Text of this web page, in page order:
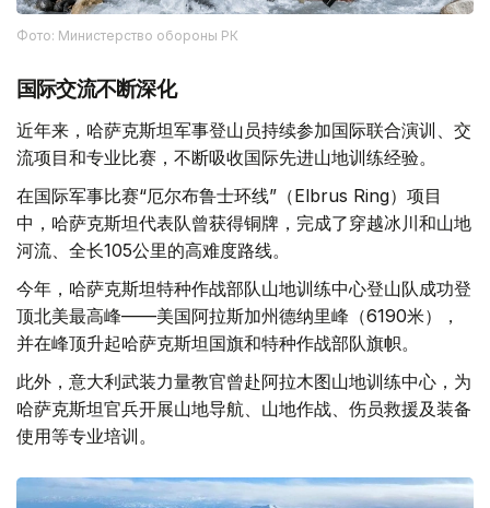
Фото: Министерство обороны РК
国际交流不断深化
近年来，哈萨克斯坦军事登山员持续参加国际联合演训、交
流项目和专业比赛，不断吸收国际先进山地训练经验。
在国际军事比赛“厄尔布鲁士环线”（Elbrus Ring）项目
中，哈萨克斯坦代表队曾获得铜牌，完成了穿越冰川和山地
河流、全长105公里的高难度路线。
今年，哈萨克斯坦特种作战部队山地训练中心登山队成功登
顶北美最高峰——美国阿拉斯加州德纳里峰（6190米），
并在峰顶升起哈萨克斯坦国旗和特种作战部队旗帜。
此外，意大利武装力量教官曾赴阿拉木图山地训练中心，为
哈萨克斯坦官兵开展山地导航、山地作战、伤员救援及装备
使用等专业培训。